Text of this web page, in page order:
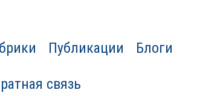
Публикации Блоги
связь